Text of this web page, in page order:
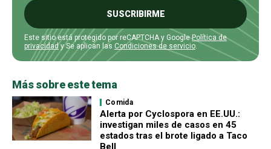
SUSCRIBIRME
Este sitio está protegido por reCAPTCHA y GooglePolítica de
privacidady Se aplican las Condiciones de servicio.
Más sobre este tema
Comida
Alerta por Cyclospora en EE.UU.:
investigan miles de casos en 45
estados tras el brote ligado a Taco